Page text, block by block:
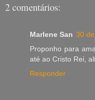
2 comentários:
Marlene San 30
Proponho para
até ao Cristo Rei,
Responder